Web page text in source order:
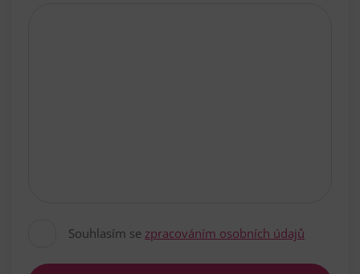
Souhlasím se zpracováním osobních údajů